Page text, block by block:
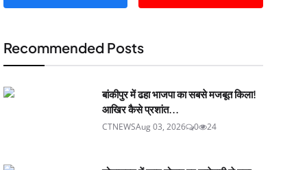
Recommended Posts
बांकीपुर में ढहा भाजपा का सबसे मजबूत किला!
आखिर कैसे प्रशांत...
CTNEWSAug 03, 2026 0 24